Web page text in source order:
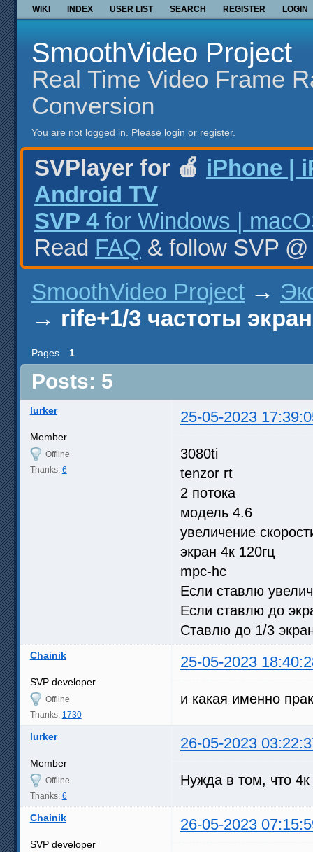
WIKI INDEX USER LIST SEARCH REGISTER LOGIN
SmoothVideo Project
Real Time Video Frame
Conversion
You are not logged in. Please login or register.
SVPlayer for 🍎 iPhone |
Android TV
SVP 4 for Windows |
Read FAQ & follow SVP
SmoothVideo Project →
→ rife+1/3 частоты
Pages 1
Posts: 5
lurker 25-05-2023
Member
Offline
Thanks: 6
3080ti
tenzor rt
2 потока
модель 4.6
увеличение
экран 4к 120гц
mpc-hc
Если ставлю
Если ставлю до
Ставлю до 1/3
Chainik 25-05-2023
SVP developer
Offline
Thanks: 1730
и какая именно
lurker 26-05-2023
Member
Offline
Thanks: 6
Нужда в том, что
Chainik 26-05-2023
SVP developer